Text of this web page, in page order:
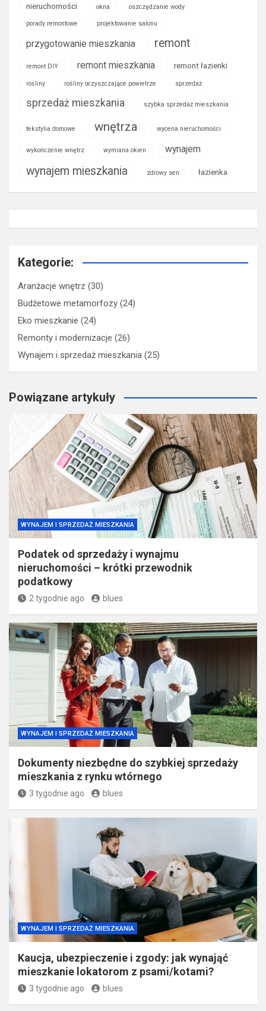
nieruchomości okna oszczędzanie wody
porady remontowe projektowanie salonu
przygotowanie mieszkania remont
remont DIY remont mieszkania remont łazienki
rośliny rośliny oczyszczające powietrze sprzedaż
sprzedaż mieszkania szybka sprzedaż mieszkania
tekstylia domowe wnętrza wycena nieruchomości
wykończenie wnętrz wymiana okien wynajem
wynajem mieszkania zdrowy sen łazienka
Kategorie:
Aranżacje wnętrz (30)
Budżetowe metamorfozy (24)
Eko mieszkanie (24)
Remonty i modernizacje (26)
Wynajem i sprzedaż mieszkania (25)
Powiązane artykuły
WYNAJEM I SPRZEDAŻ MIESZKANIA
Podatek od sprzedaży i wynajmu
nieruchomości – krótki przewodnik
podatkowy
2 tygodnie ago blues
WYNAJEM I SPRZEDAŻ MIESZKANIA
Dokumenty niezbędne do szybkiej sprzedaży
mieszkania z rynku wtórnego
3 tygodnie ago blues
WYNAJEM I SPRZEDAŻ MIESZKANIA
Kaucja, ubezpieczenie i zgody: jak wynająć
mieszkanie lokatorom z psami/kotami?
3 tygodnie ago blues